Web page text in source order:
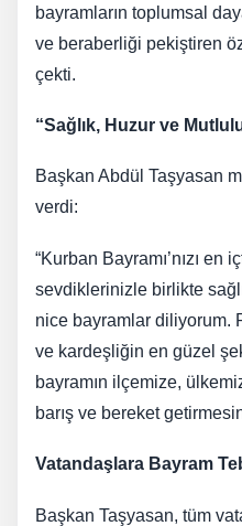
bayramların toplumsal
ve beraberliği pekiştiren
çekti.
“Sağlık, Huzur ve
Başkan Abdül Taşyasan
verdi:
“Kurban Bayramı’nızı
sevdiklerinizle birlikte
nice bayramlar diliyorum.
ve kardeşliğin en güzel
bayramın ilçemize,
barış ve bereket
Vatandaşlara Bayram
Başkan Taşyasan, tüm